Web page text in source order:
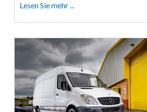
Lesen Sie mehr ...